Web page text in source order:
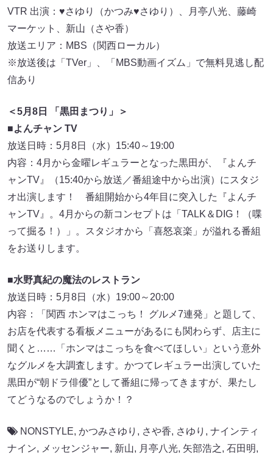
VTR 出演：♥さゆり（かつみ♥さゆり）、月亭八光、藤崎
マーケット、新山（さや香）
放送エリア：MBS（関西ローカル）
※放送後は「TVer」、「MBS動画イズム」で無料見逃し配
信あり
＜5月8日 「黒田まつり」＞
■よんチャン TV
放送日時：5月8日（水）15:40～19:00
内容：4月から金曜レギュラーとなった黒田が、『よんチ
ャンTV』（15:40から放送／番組途中から出演）にスタジ
オ出演します！ 番組開始から4年目に突入した『よんチ
ャンTV』。4月からの新コンセプトは「TALK＆DIG！（喋
って掘る！）」。スタジオから「喜怒哀楽」が溢れる番組
をお送りします。
■水野真紀の魔法のレストラン
放送日時：5月8日（水）19:00～20:00
内容：「関西 ホンマはこっち！ グルメ7連発」と題して、
お店を代表する看板メニューがあるにも関わらず、店主に
聞くと……「ホンマはこっちを食べてほしい」という意外
なグルメを大調査します。かつてレギュラー出演していた
黒田が“朝ドラ俳優”として番組に帰ってきますが、果たし
てどうなるのでしょうか！？
NONSTYLE, かつみさゆり , さや香, さゆり , ナインティ
ナイン, メッセンジャー, 新山, 月亭八光, 矢部浩之, 石田明,